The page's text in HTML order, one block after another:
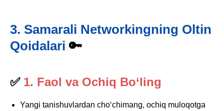
3. Samarali Networkingning Oltin
Qoidalari 🔑
✅1. Faol va Ochiq Bo‘ling
Yangi tanishuvlardan cho‘chimang, ochiq muloqotga